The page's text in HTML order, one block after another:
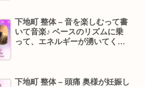
下地町 整体 – 音を楽しむって書
いて音楽♪ ベースのリズムに乗
って、エネルギーが湧いてくる
下地町 整体 – 頭痛 奥様が妊娠し